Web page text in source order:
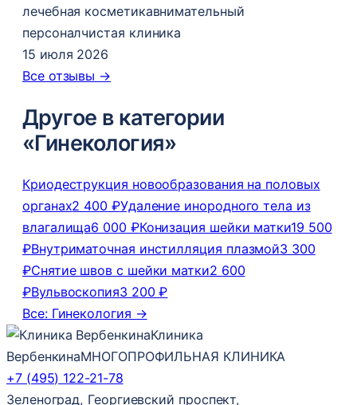
лечебная косметикавнимательный
персоналчистая клиника
15 июля 2026
Все отзывы →
Другое в категории
«Гинекология»
Криодеструкция новообразования на половых
органах2 400 ₽Удаление инородного тела из
влагалища6 000 ₽Конизация шейки матки19 500
₽Внутриматочная инстилляция плазмой3 300
₽Снятие швов с шейки матки2 600
₽Вульвоскопия3 200 ₽
Все: Гинекология →
Клиника
ВербенкинаМНОГОПРОФИЛЬНАЯ КЛИНИКА
+7 (495) 122-21-78
Зеленоград, Георгиевский проспект,